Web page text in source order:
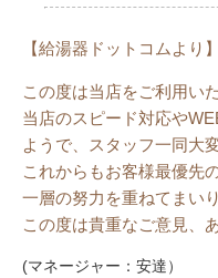
【給湯器ドットコムより】
この度は当店をご利用い
当店のスピード対応や
ようで、スタッフ一同大
これからもお客様最優先
一層の努力を重ねてまいり
この度は貴重なご意見、
(マネージャー：安達）